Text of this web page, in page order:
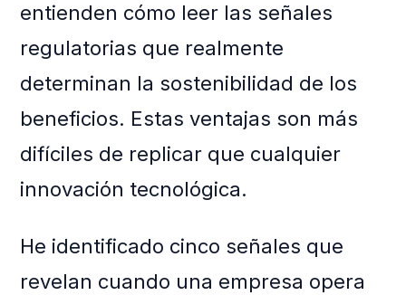
entienden cómo leer las señales
regulatorias que realmente
determinan la sostenibilidad de los
beneficios. Estas ventajas son más
difíciles de replicar que cualquier
innovación tecnológica.
He identificado cinco señales que
revelan cuando una empresa opera